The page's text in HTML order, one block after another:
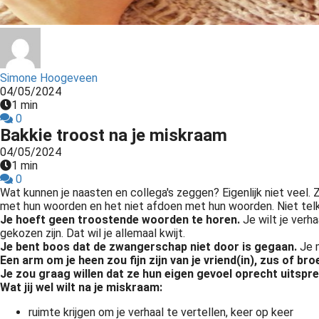
Simone Hoogeveen
04/05/2024
1 min
0
Bakkie troost na je miskraam
04/05/2024
1 min
0
Wat kunnen je naasten en collega's zeggen? Eigenlijk niet
met hun woorden en het niet afdoen met hun woorden. Niet
Je hoeft geen troostende woorden te horen. Je wilt je
gekozen zijn. Dat wil je allemaal kwijt.
Je bent boos dat de zwangerschap niet door is gegaan. Je
Een arm om je heen zou fijn zijn van je vriend(in), zus of
Je zou graag willen dat ze hun eigen gevoel oprecht
Wat jij wel wilt na je miskraam:
ruimte krijgen om je verhaal te vertellen, keer op keer
opslaan